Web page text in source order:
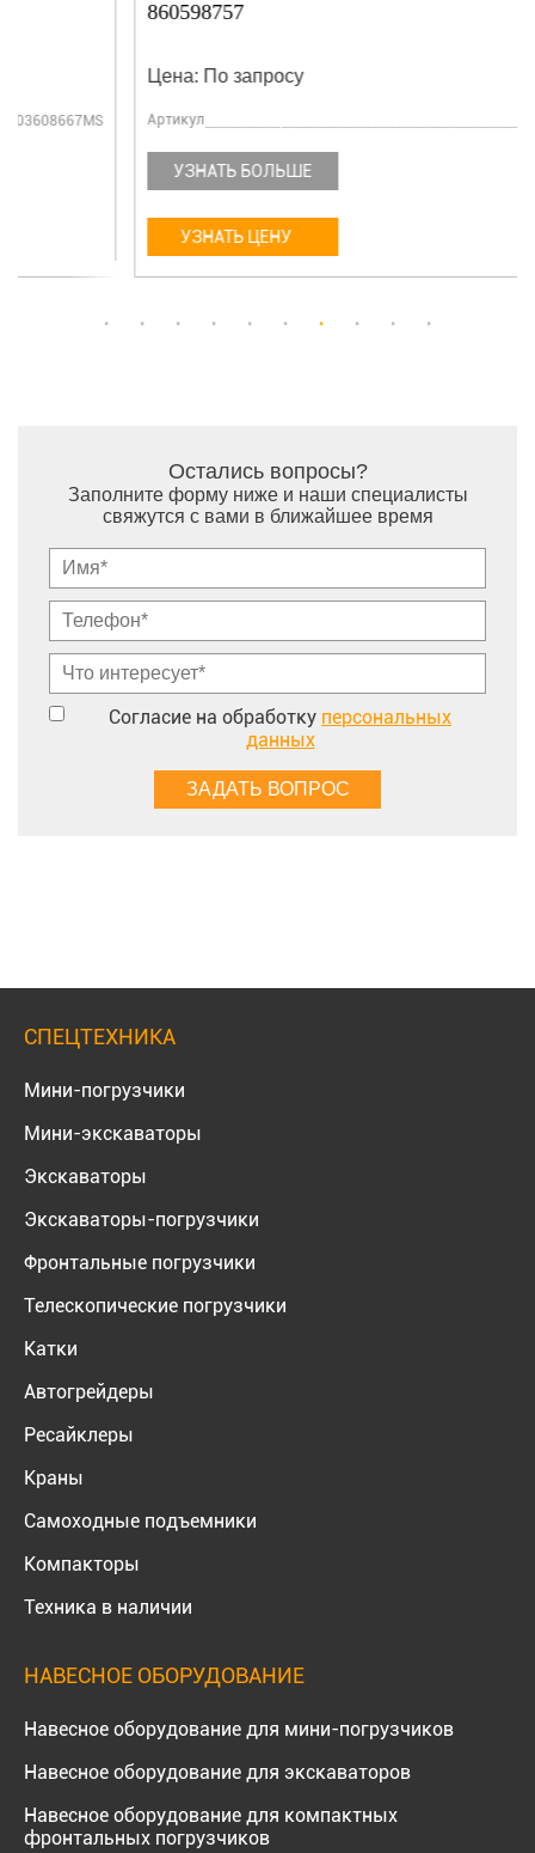
Цена: По запросу
Артикул
УЗНАТЬ БОЛЬШЕ
Остались вопросы?
Заполните форму ниже и наши специалисты
свяжутся с вами в ближайшее время
Согласие на обработку персональных
данных
СПЕЦТЕХНИКА
Мини-погрузчики
Мини-экскаваторы
Экскаваторы
Экскаваторы-погрузчики
Фронтальные погрузчики
Телескопические погрузчики
Катки
Автогрейдеры
Ресайклеры
Краны
Самоходные подъемники
Компакторы
Техника в наличии
НАВЕСНОЕ ОБОРУДОВАНИЕ
Навесное оборудование для мини-погрузчиков
Навесное оборудование для экскаваторов
Навесное оборудование для компактных
фронтальных погрузчиков